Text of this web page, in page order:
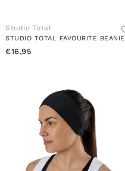
Studio Total
STUDIO TOTAL FAVOURITE BEANIE
€16,95